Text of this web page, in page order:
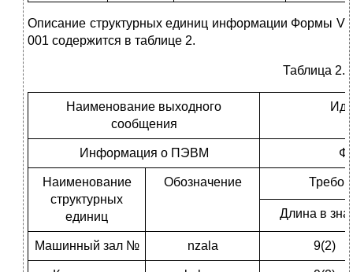
Описание структурных единиц информации Формы V
001 содержится в таблице 2.
Таблица 2.
Наименование выходного
сообщения
Информация о ПЭВМ
Наименование
структурных
единиц
Обозначение
Длина в
Машинный зал № nzala 9(2)